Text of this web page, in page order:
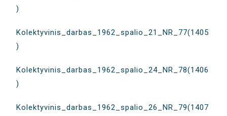
)
Kolektyvinis_darbas_1962_spalio_21_NR_77(1405
)
Kolektyvinis_darbas_1962_spalio_24_NR_78(1406
)
Kolektyvinis_darbas_1962_spalio_26_NR_79(1407